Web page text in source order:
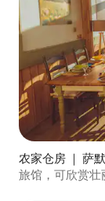
农家仓房 ｜ 萨
旅馆，可欣赏